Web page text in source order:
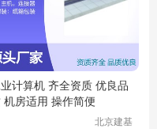
计算机 齐全资质 优良品
机房适用 操作简便
北京建基